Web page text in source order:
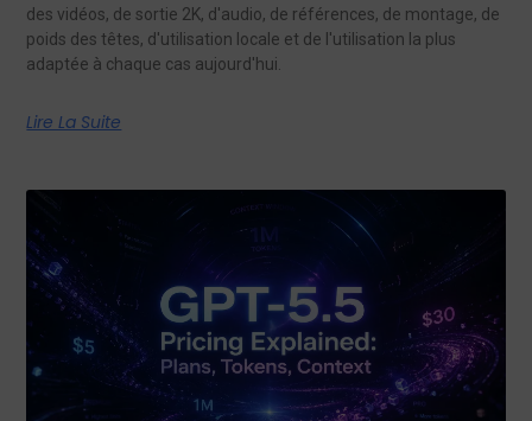
des vidéos, de sortie 2K, d'audio, de références, de montage, de
poids des têtes, d'utilisation locale et de l'utilisation la plus
adaptée à chaque cas aujourd'hui.
Lire La Suite